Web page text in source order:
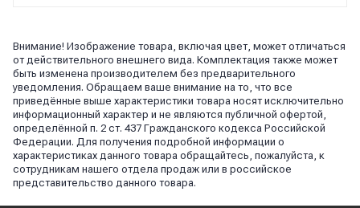
Внимание! Изображение товара, включая цвет, может отличаться
от действительного внешнего вида. Комплектация также может
быть изменена производителем без предварительного
уведомления. Обращаем ваше внимание на то, что все
приведённые выше характеристики товара носят исключительно
информационный характер и не являются публичной офертой,
определённой п. 2 ст. 437 Гражданского кодекса Российской
Федерации. Для получения подробной информации о
характеристиках данного товара обращайтесь, пожалуйста, к
сотрудникам нашего отдела продаж или в российское
представительство данного товара.